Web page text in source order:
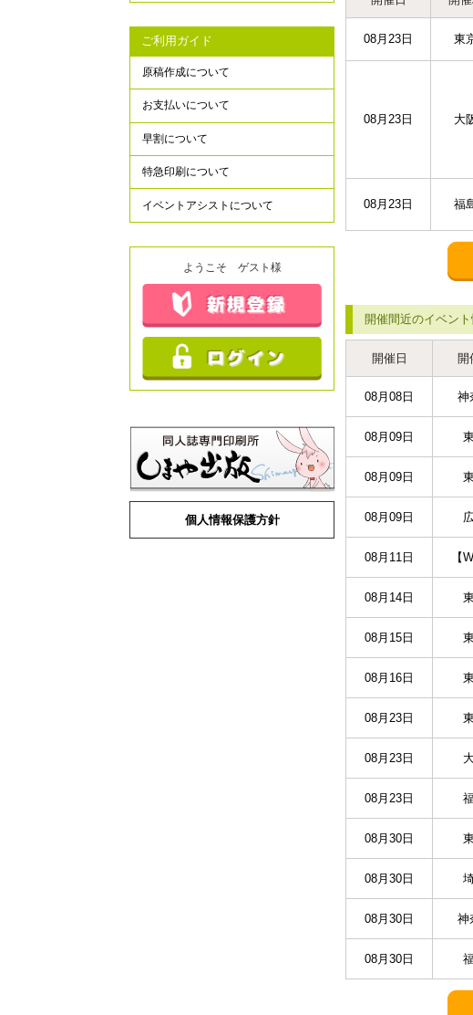
08月23日 東
08月23日 大
08月23日 福
開催間近のイベン
開催日 開
08月08日 神
08月09日
08月09日
08月09日
08月11日 【
08月14日
08月15日
08月16日
08月23日
08月23日
08月23日
08月30日
08月30日
08月30日 神
08月30日
ご利用ガイド
原稿作成について
お支払いについて
早割について
特急印刷について
イベントアシストについて
ようこそ ゲスト様
個人情報保護方針